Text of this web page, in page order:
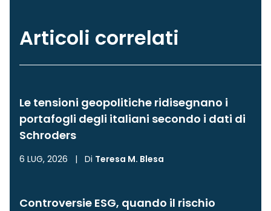
Articoli correlati
Le tensioni geopolitiche ridisegnano i
portafogli degli italiani secondo i dati di
Schroders
6 LUG, 2026 | Di Teresa M. Blesa
Controversie ESG, quando il rischio